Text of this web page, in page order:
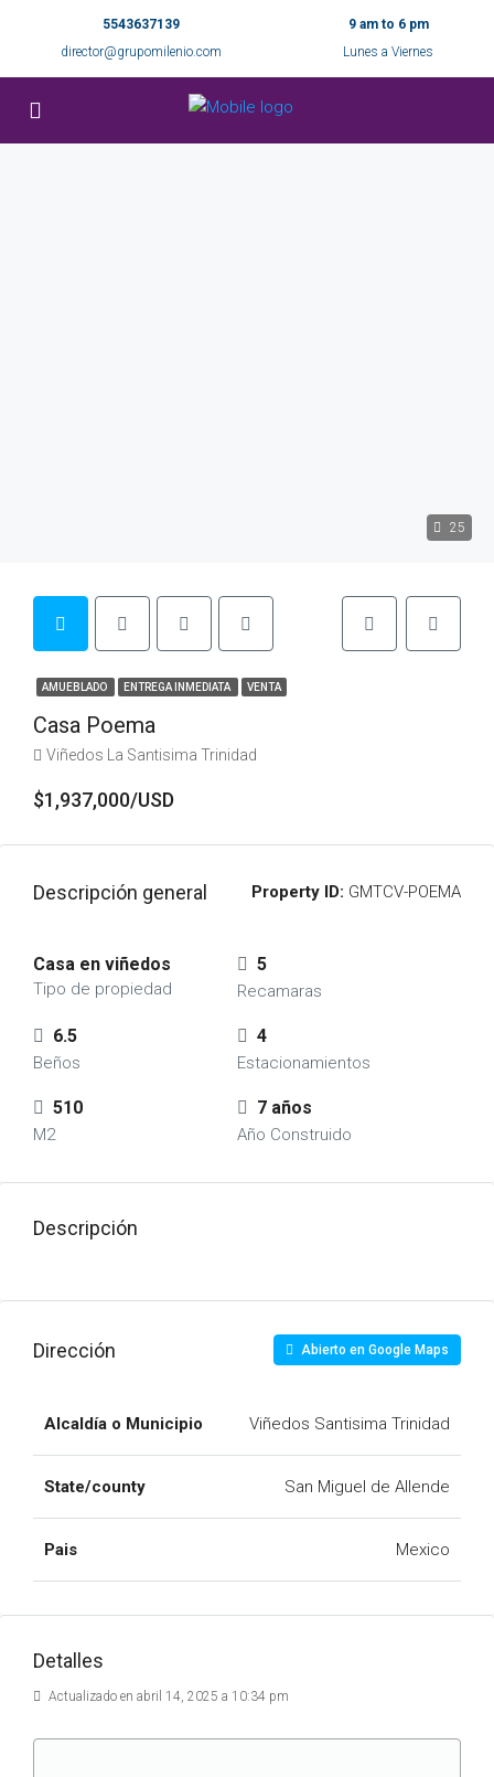
5543637139
director@grupomilenio.com
9 am to 6 pm
Lunes a Viernes
25
AMUEBLADO ENTREGA INMEDIATA VENTA
Casa Poema
Viñedos La Santisima Trinidad
$1,937,000/USD
Descripción general Property ID: GMTCV-POEMA
Casa en viñedos
Tipo de propiedad
5
Recamaras
6.5
Beños
4
Estacionamientos
510
M2
7 años
Año Construido
Descripción
Dirección Abierto en Google Maps
Alcaldía o Municipio Viñedos Santisima Trinidad
State/county San Miguel de Allende
Pais Mexico
Detalles
Actualizado en abril 14, 2025 a 10:34 pm